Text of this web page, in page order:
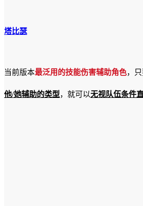
塔比瑟
当前版本最泛用的技能伤害辅助角色，
他/她辅助的类型，就可以无视队伍条件